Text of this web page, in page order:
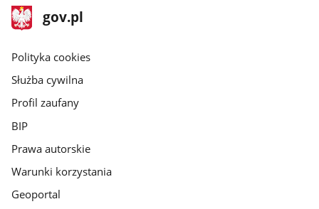
stopka
gov.pl
Strona
gov.pl
gov.pl
Polityka cookies
Służba cywilna
Profil zaufany
BIP
Prawa autorskie
Warunki korzystania
Geoportal